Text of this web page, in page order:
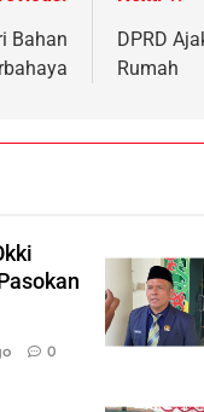
Bahan
DPRD
Rumah
0